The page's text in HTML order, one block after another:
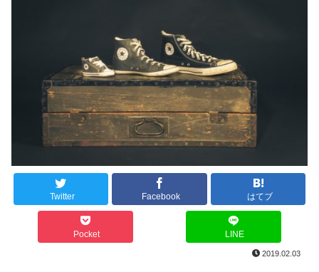
Twitter Facebook はてブ
Pocket LINE
2019.02.03